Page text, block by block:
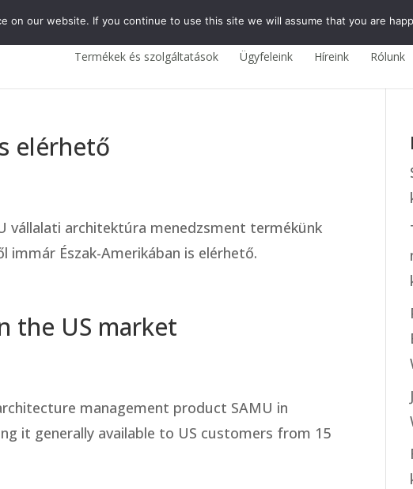
Termékek és szolgáltatások Ügyfeleink Híreink Rólunk
elérhető
vállalati architektúra menedzsment termékünk
immár Észak-Amerikában is elérhető.
the US market
management product SAMU in
it generally available to US customers from 15
on our website. If you continue to use this site we will assume that you are